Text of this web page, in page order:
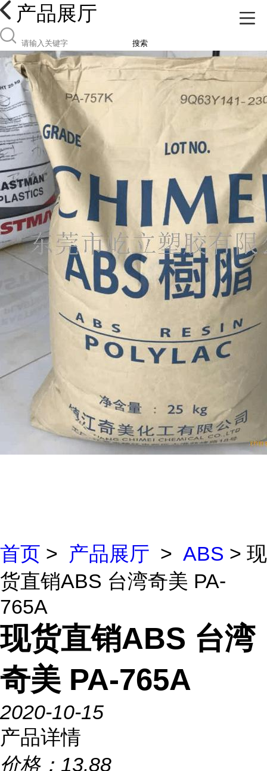
产品展厅
搜索
首页 > 产品展厅 > ABS > 现
货直销ABS 台湾奇美 PA-
765A
现货直销ABS 台湾
奇美 PA-765A
2020-10-15
产品详情
价格： 13.88